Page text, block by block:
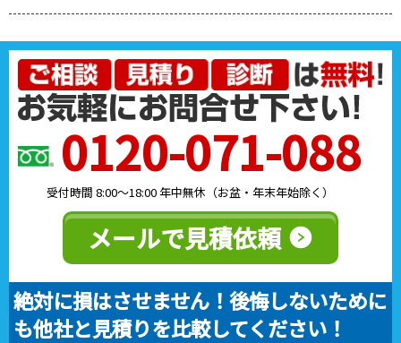
0120-071-088
受付時間 8:00～18:00 年中無休（お盆・年末年始除く）
メールで見積依頼
絶対に損はさせません！後悔しないために
も他社と見積りを比較してください！